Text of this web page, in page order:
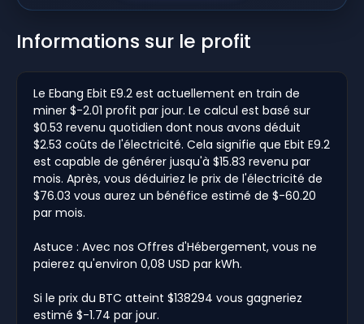
Informations sur le profit
Le Ebang Ebit E9.2 est actuellement en train de
miner $-2.01 profit par jour. Le calcul est basé sur
$0.53 revenu quotidien dont nous avons déduit
$2.53 coûts de l'électricité. Cela signifie que Ebit E9.2
est capable de générer jusqu'à $15.83 revenu par
mois. Après, vous déduiriez le prix de l'électricité de
$76.03 vous aurez un bénéfice estimé de $-60.20
par mois.
Astuce : Avec nos Offres d'Hébergement, vous ne
paierez qu'environ 0,08 USD par kWh.
Si le prix du BTC atteint $138294 vous gagneriez
estimé $-1.74 par jour.